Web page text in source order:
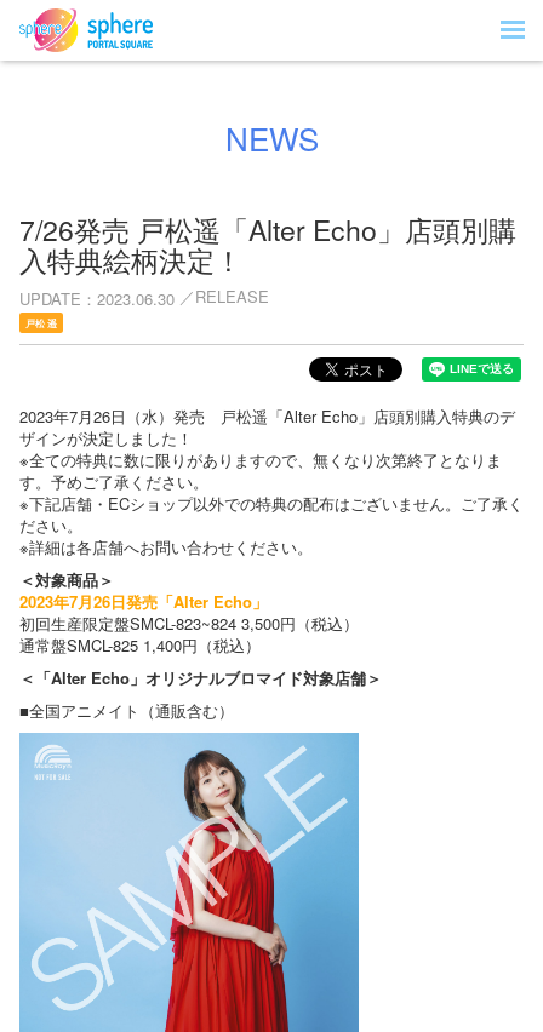
NEWS
7/26発売 戸松遥「Alter Echo」店頭別購
入特典絵柄決定！
UPDATE 2023.06.30 RELEASE
戸松 遥
2023年7月26日（水）発売 戸松遥「Alter Echo」店頭別購入特典のデ
ザインが決定しました！
※全ての特典に数に限りがありますので、無くなり次第終了となりま
す。予めご了承ください。
※下記店舗・ECショップ以外での特典の配布はございません。ご了承く
ださい。
※詳細は各店舗へお問い合わせください。
＜対象商品＞
2023年7月26日発売「Alter Echo」
初回生産限定盤SMCL-823~824 3,500円（税込）
通常盤SMCL-825 1,400円（税込）
＜「Alter Echo」オリジナルブロマイド対象店舗＞
■全国アニメイト（通販含む）